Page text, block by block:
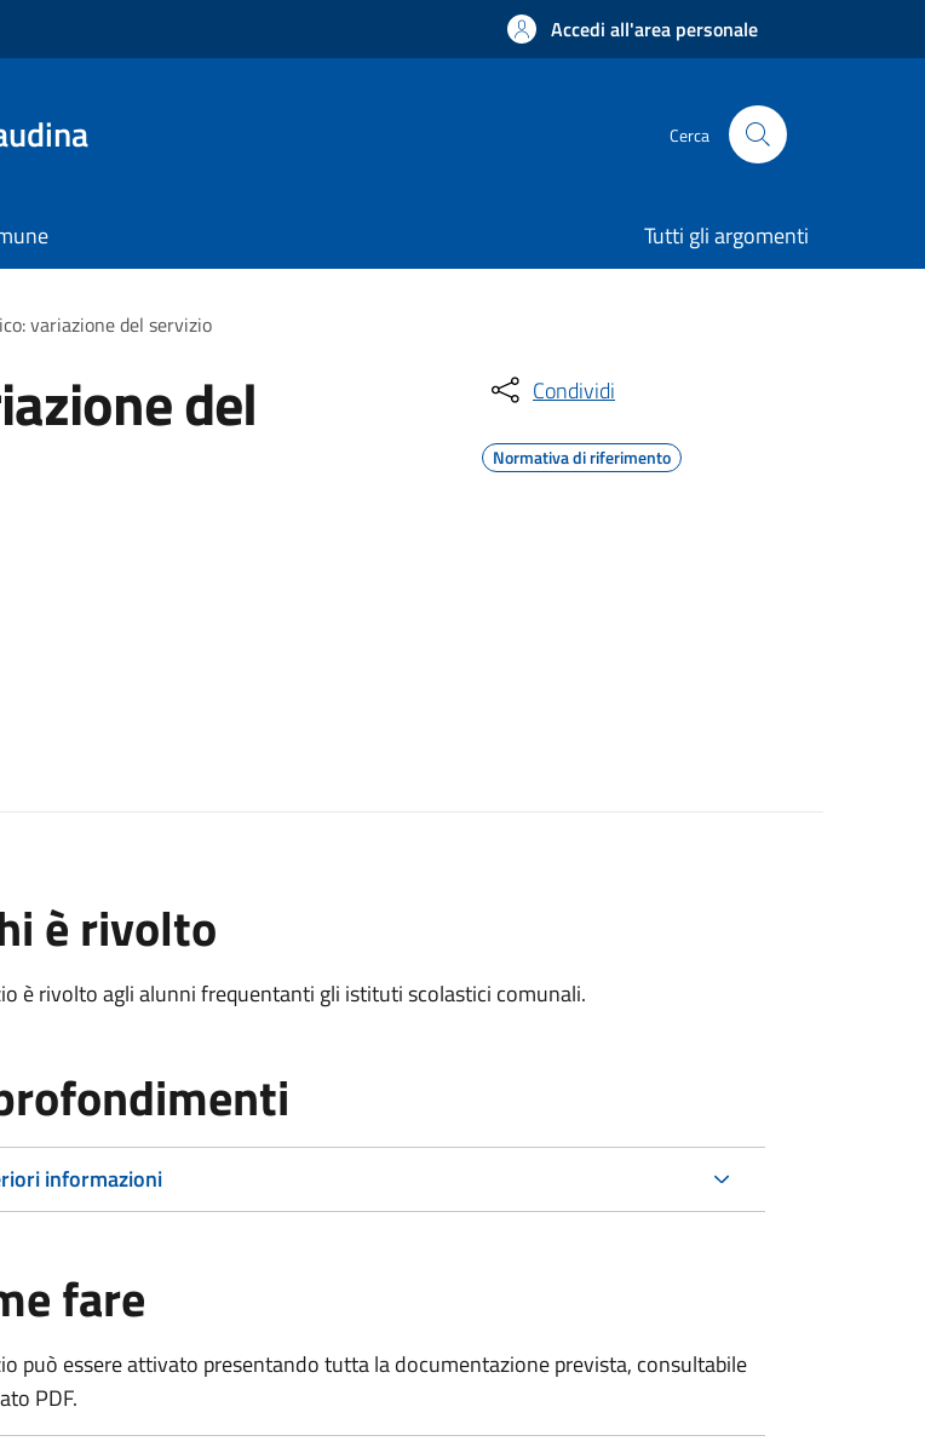
Accedi all'area personale
Cerca
Tutti gli argomenti
variazione del servizio
del Condividi
Normativa di riferimento
è rivolto
è rivolto agli alunni frequentanti gli istituti scolastici comunali.
informazioni
fare
può essere attivato presentando tutta la documentazione prevista, consultabile
PDF.